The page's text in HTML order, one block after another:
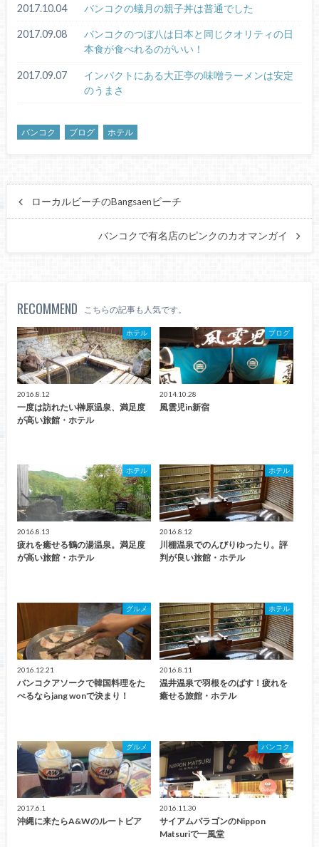
2017.10.04 バンコクの蟻月の親子丼は普通でした
2017.09.08
バンコクのつぼ八は日本と同じクオリティの日
本食が食べれるのがいい！
2017.09.07
インパクトにある大正亭の味噌ラーメンは安定
のうまさ
バンコク ブログ ホテル
ローカルビーチのBangsaenビーチ
バンコクで有名店のピンクのカオマンガイ
RECOMMEND こちらの記事も人気です。
ホテル
2016.8.12
一度は訪れたい榊原温泉、満足度
が高い旅館・ホテル
ブログ
2014.10.28
風雲児in新宿
ホテル
2016.8.13
疲れを癒せる鶴の湯温泉。満足度
が高い旅館・ホテル
ホテル
2016.8.12
川棚温泉でのんびりゆったり。評
判が良い旅館・ホテル
グルメ
2016.12.21
バンコクアソークで韓国料理をた
べるならjang wonで決まり！
ホテル
2016.8.11
温井温泉で羽根をのばす！疲れを
癒せる旅館・ホテル
グルメ
2017.6.1
沖縄に来たらA&Wのルートビア
バンコク
2016.11.30
サイアムパラゴンのNippon
Matsuriで一風堂